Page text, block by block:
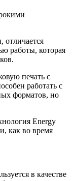
отличается
работы, которая
печать с
работать с
форматов, но
Energy
как во время
в качестве